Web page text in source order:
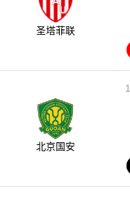
圣塔菲联
北京国安